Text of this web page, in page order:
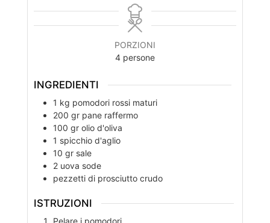
PORZIONI
4 persone
INGREDIENTI
1 kg pomodori rossi maturi
200 gr pane raffermo
100 gr olio d'oliva
1 spicchio d'aglio
10 gr sale
2 uova sode
pezzetti di prosciutto crudo
ISTRUZIONI
Pelare i pomodori.